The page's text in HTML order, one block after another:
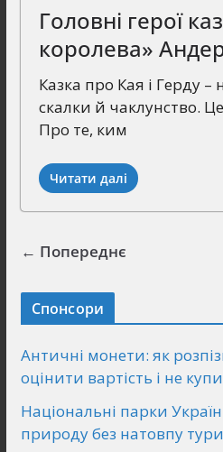
Головні герої
королева»
Казка про Кая і Герду –
скалки й чаклунство.
Про те, ким
Читати далі
← Попереднє
Спонсори
Античні монети: як
оцінити вартість і не
Національні парки
природу без натовпу